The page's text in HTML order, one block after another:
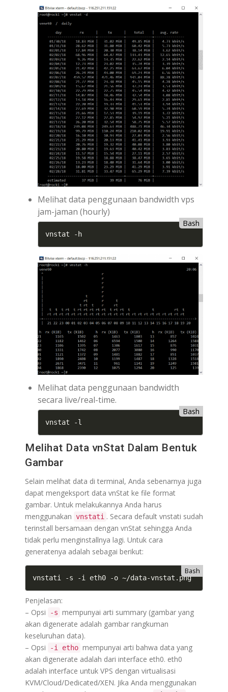
Melihat data penggunaan bandwidth vps
jam-jaman (hourly)
Bash
vnstat -h
Melihat data penggunaan bandwidth
secara live/real-time.
Bash
vnstat -l
Melihat Data vnStat Dalam Bentuk
Gambar
Selain melihat data di terminal, Anda sebenarnya juga
dapat mengeksport data vnStat ke file format
gambar. Untuk melakukannya Anda harus
menggunakan vnstati . Secara default vnstati sudah
terinstall bersamaan dengan vnStat sehingga Anda
tidak perlu menginstallnya lagi. Untuk cara
generatenya adalah sebagai berikut:
Bash
vnstati -s -i eth0 -o ~/data-vnstat.png
Penjelasan:
– Opsi
-s mempunyai arti summary (gambar yang
akan digenerate adalah gambar rangkuman
keseluruhan data).
– Opsi
-i etho mempunyai arti bahwa data yang
akan digenerate adalah dari interface eth0. eth0
adalah interface untuk VPS dengan virtualisasi
KVM/Cloud/Dedicated/XEN. Jika Anda menggunakan